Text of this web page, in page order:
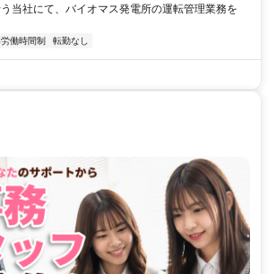
当社にて、バイオマス発電所の運転管理業務を
働時間制 転勤なし